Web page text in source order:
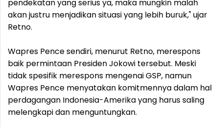
pendekatan yang serius ya, maka mungkin malah
akan justru menjadikan situasi yang lebih buruk," ujar
Retno.
Wapres Pence sendiri, menurut Retno, merespons
baik permintaan Presiden Jokowi tersebut. Meski
tidak spesifik merespons mengenai GSP, namun
Wapres Pence menyatakan komitmennya dalam hal
perdagangan Indonesia-Amerika yang harus saling
melengkapi dan menguntungkan.